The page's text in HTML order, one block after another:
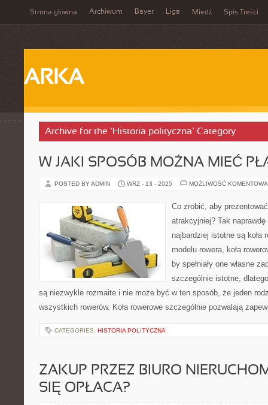
Strona główna Archiwum Bayer Liga Miedź Spis Treści
ARKA
Archive for the ‘Historia polityczna’ Category
W JAKI SPOSÓB MOŻNA MIEĆ
POSTED BY ADMIN WRZ - 13 - 2025 MOŻLIWOŚĆ
Co zrobić, aby
atrakcyjniej? Tak
najbardziej istotne są koła
modelu rowera, koła
by spełniały one własne
szczególnie istotne,
są niezwykle rozmaite i nie może być w ten sposób, że jeden
wszystkich rowerów. Koła rowerowe szczególnie pozwalają
CATEGORIES: HISTORIA POLITYCZNA
ZAKUP PRZEZ BIURO
SIĘ OPŁACA?